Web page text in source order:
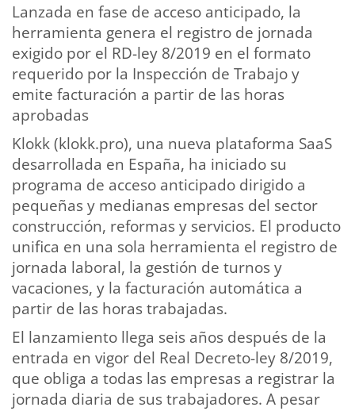
Lanzada en fase de acceso anticipado, la
herramienta genera el registro de jornada
exigido por el RD-ley 8/2019 en el formato
requerido por la Inspección de Trabajo y
emite facturación a partir de las horas
aprobadas
Klokk (klokk.pro), una nueva plataforma SaaS
desarrollada en España, ha iniciado su
programa de acceso anticipado dirigido a
pequeñas y medianas empresas del sector
construcción, reformas y servicios. El producto
unifica en una sola herramienta el registro de
jornada laboral, la gestión de turnos y
vacaciones, y la facturación automática a
partir de las horas trabajadas.
El lanzamiento llega seis años después de la
entrada en vigor del Real Decreto-ley 8/2019,
que obliga a todas las empresas a registrar la
jornada diaria de sus trabajadores. A pesar